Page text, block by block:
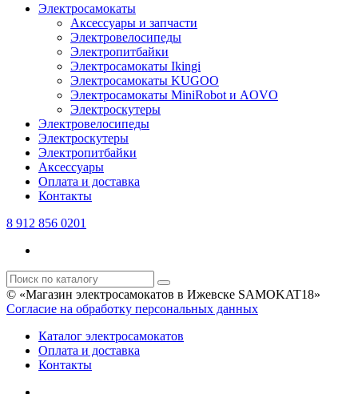
Электросамокаты
Аксессуары и запчасти
Электровелосипеды
Электропитбайки
Электросамокаты Ikingi
Электросамокаты KUGOO
Электросамокаты MiniRobot и AOVO
Электроскутеры
Электровелосипеды
Электроскутеры
Электропитбайки
Аксессуары
Оплата и доставка
Контакты
8 912 856 0201
© «Магазин электросамокатов в Ижевске SAMOKAT18»
Согласие на обработку персональных данных
Каталог электросамокатов
Оплата и доставка
Контакты